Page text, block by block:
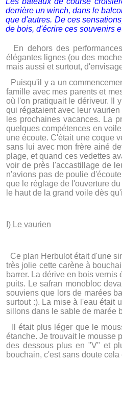
derrière un winch, dans le
que d'autres. De ces
de bois, d'écrire ces souvenirs
En dehors des
élégantes lignes (ou des
mais aussi et surtout,
Puisqu'il y a un
famille avec mes parents et
où l'on pratiquait le dériveur. Il
qui régataient avec leur
les prochaines vacances. La
quelques compétences en
une écoute. C'était une coque
sans lui avec mon frère ainé
plage, et quand ces vedettes
voir de près l'accastillage de
n'avions pas de poulie
que le réglage de l'ouverture
le haut de la grand voile dès
I) Le vaurien
Ce plan Herbulot était d'une
très jolie cette carène à
barrer. La dérive en bois
puits. Le safran monobloc
souviens que lors de marées
surtout :). La mise à l'eau était
sillons dans le sable de marée
Il était plus léger que le
étanche. Je trouvait le mousse
des dessous plus en "V" et
bouchain, c'est sans doute